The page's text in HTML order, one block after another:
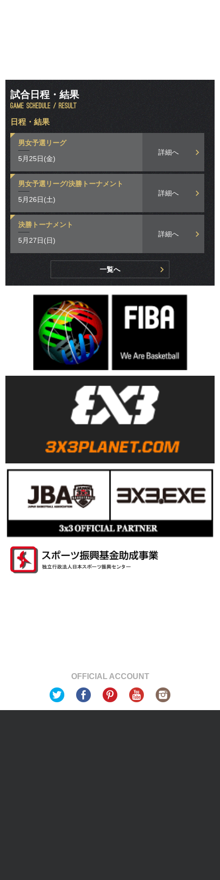
試合日程・結果
日程・結果
男女予選リーグ
5月25日(金)
詳細へ
男女予選リーグ/決勝トーナメント
5月26日(土)
詳細へ
決勝トーナメント
5月27日(日)
詳細へ
一覧へ
OFFICIAL ACCOUNT